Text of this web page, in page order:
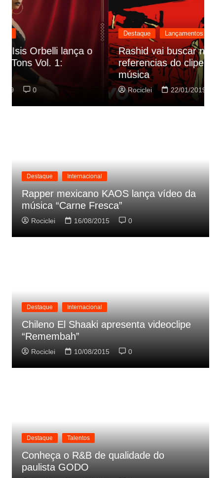
Destaque Lançamentos
Rashid vai buscar nos HQs as
referencias do clipe de sua nova
música
Rociclei 22/01/2019 0
Destaque Internacional
Rapper mexicano KAOS lança vídeo da
música “Carne Fresca”
Rociclei 16/08/2015 0
Destaque Internacional
Chileno El Shaaki apresenta videoclipe
“Remembah”
Rociclei 10/08/2015 0
Destaque Talentos
Conheça o R&B de qualidade do
paulista GODO